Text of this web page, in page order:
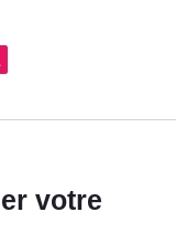
votre